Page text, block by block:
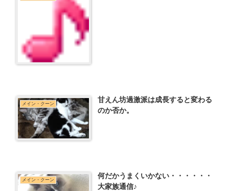
メイン・クーン
甘えん坊過激派は成長すると変わる
のか否か。
メイン・クーン
何だかうまくいかない・・・・・・
大家族通信♪